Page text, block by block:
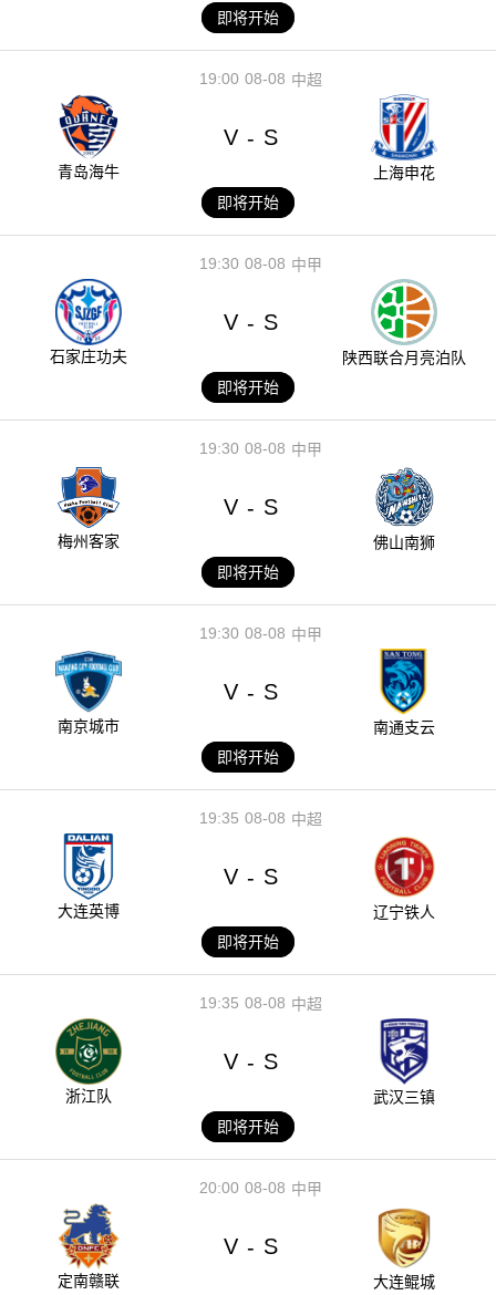
即将开始
08-08
19:00 中超
青岛海牛
V - S
上海申花
即将开始
08-08
19:30 中甲
石家庄功夫
V - S
陕西联合月亮泊队
即将开始
08-08
19:30 中甲
梅州客家
V - S
佛山南狮
即将开始
08-08
19:30 中甲
南京城市
V - S
南通支云
即将开始
08-08
19:35 中超
大连英博
V - S
辽宁铁人
即将开始
08-08
19:35 中超
浙江队
V - S
武汉三镇
即将开始
08-08
20:00 中甲
定南赣联
V - S
大连鲲城